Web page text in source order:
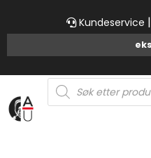
Kundeservice |
Products
search